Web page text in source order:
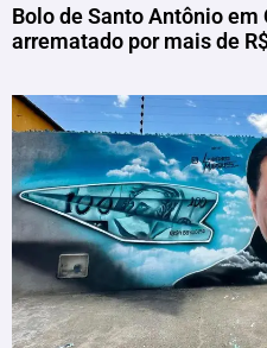
Bolo de Santo Antônio
arrematado por mais de